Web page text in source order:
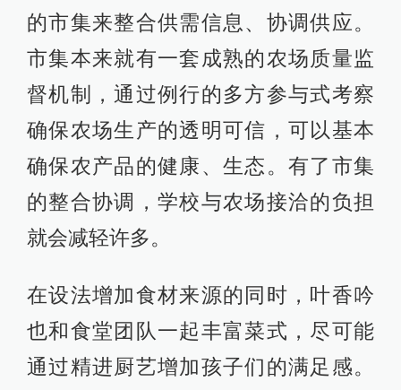
的市集来整合供需信息、协调供应。
市集本来就有一套成熟的农场质量监
督机制，通过例行的多方参与式考察
确保农场生产的透明可信，可以基本
确保农产品的健康、生态。有了市集
的整合协调，学校与农场接洽的负担
就会减轻许多。
在设法增加食材来源的同时，叶香吟
也和食堂团队一起丰富菜式，尽可能
通过精进厨艺增加孩子们的满足感。